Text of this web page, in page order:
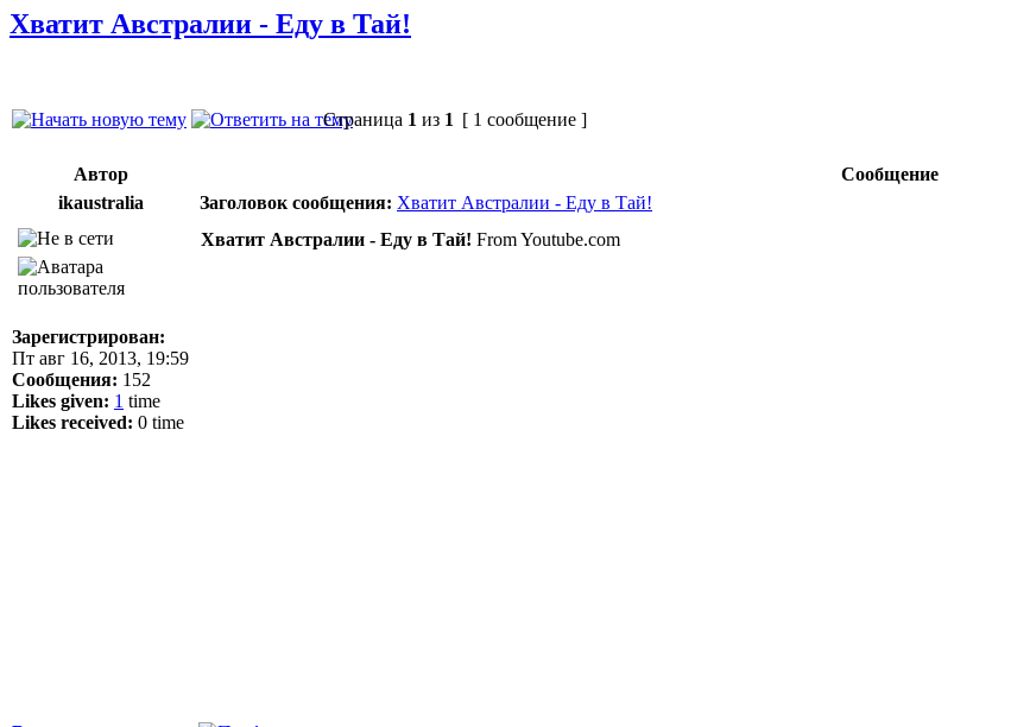
Хватит Австралии - Еду в Тай!
Страница 1 из 1 [ 1 сообщение ]
Автор
Сообщение
ikaustralia
Заголовок сообщения: Хватит Австралии - Еду в Тай!
Зарегистрирован:
Пт авг 16, 2013, 19:59
Сообщения: 152
Likes given: 1 time
Likes received: 0 time
Хватит Австралии - Еду в Тай! From Youtube.com